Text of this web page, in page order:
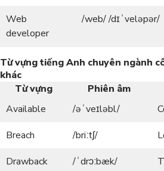
Web
developer
/web/ /dɪˈveləpər/
Từ vựng tiếng Anh chuyên ngành
khác
Từ vựng
Phiên âm
Available
/əˈveɪləbl/
Breach
/briːtʃ/
Drawback
/ˈdrɔːbæk/